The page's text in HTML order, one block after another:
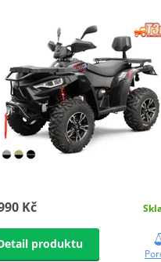
Kč
produktu